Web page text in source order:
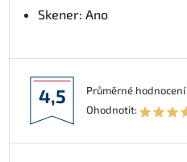
Skener: Ano
4,5 Průměrné hodnocení
Ohodnotit: